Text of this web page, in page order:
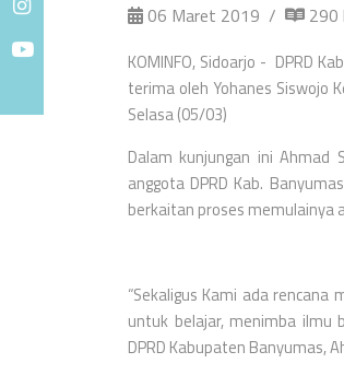
06 Maret 2019 290
KOMINFO, Sidoarjo - DPRD
terima oleh Yohanes Siswojo
Selasa (05/03)
Dalam kunjungan ini Ahmad
anggota DPRD Kab.
berkaitan proses memulainya
“Sekaligus Kami ada
untuk belajar, menimba ilmu
DPRD Kabupaten Banyumas,